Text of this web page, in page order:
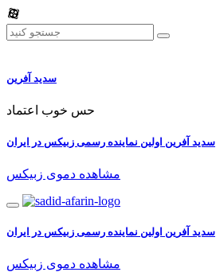
سدید آفرین
حس خوب اعتماد
سدید آفرین اولین نماینده رسمی زبیکس در ایران
مشاهده دموی زبیکس
سدید آفرین اولین نماینده رسمی زبیکس در ایران
مشاهده دموی زبیکس